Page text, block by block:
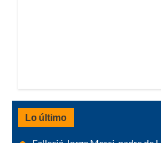
Lo último